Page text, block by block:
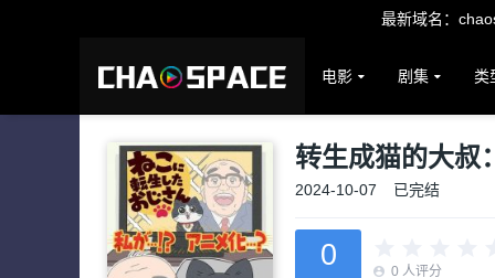
最新域名：
电影 剧集 类
转生成猫的大叔
2024-10-07 已完结
0 0 人评分